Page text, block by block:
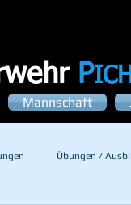
P
Mannschaft
Übungen /